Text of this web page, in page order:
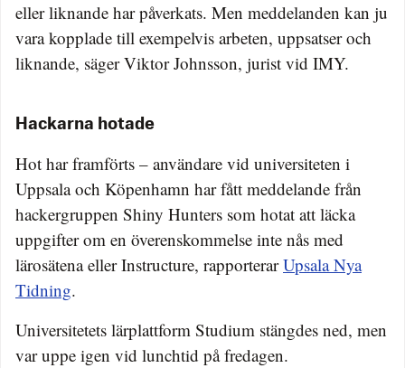
eller liknande har påverkats. Men meddelanden kan ju
vara kopplade till exempelvis arbeten, uppsatser och
liknande, säger Viktor Johnsson, jurist vid IMY.
Hackarna hotade
Hot har framförts – användare vid universiteten i
Uppsala och Köpenhamn har fått meddelande från
hackergruppen Shiny Hunters som hotat att läcka
uppgifter om en överenskommelse inte nås med
lärosätena eller Instructure, rapporterarUpsala Nya
Tidning.
Universitetets lärplattform Studium stängdes ned, men
var uppe igen vid lunchtid på fredagen.